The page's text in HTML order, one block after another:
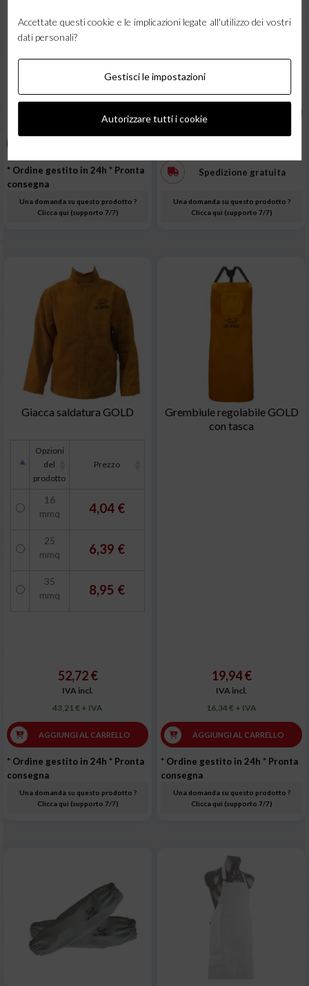
IVA incl.
* Ordine gestito in 24h * Pronta
consegna
Una domanda su questo prodotto ?
Clicca qui (supporto 7/7)
Sky 4.0 NEW
* Ordine gestito in 24h* Pronta
Spedizione gratuita
Una domanda su questo prodotto ?
Clicca qui (supporto 7/7)
Giacca saldatura GOLD
Opzioni
del
prodotto
Prezzo
16
mmq
4,04 €
25
mmq
6,39 €
35
mmq
8,95 €
52,72 €
IVA incl.
43,21 € + IVA
AGGIUNGI AL CARRELLO
* Ordine gestito in 24h * Pronta
consegna
Una domanda su questo prodotto ?
Clicca qui (supporto 7/7)
Grembiule regolabile GOLD
con tasca
19,94 €
IVA incl.
16,34 € + IVA
AGGIUNGI AL CARRELLO
* Ordine gestito in 24h * Pronta
consegna
Una domanda su questo prodotto ?
Clicca qui (supporto 7/7)
Accettate questi cookie e le implicazioni legate all'utilizzo dei vostri
dati personali?
Gestisci le impostazioni
Autorizzare tutti i cookie